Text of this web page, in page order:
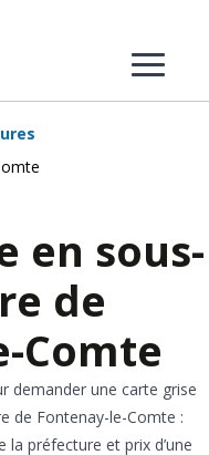
en sous-
de
Comte
demander une carte grise
de Fontenay-le-Comte :
préfecture et prix d’une